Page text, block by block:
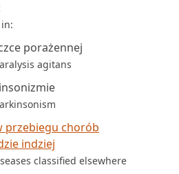
porażennej
agitans
przebiegu chorób
indziej
classified elsewhere